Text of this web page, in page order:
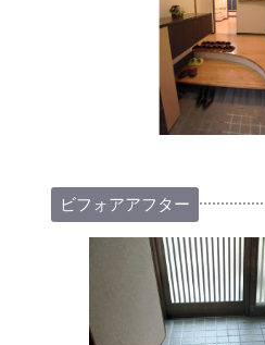
ビフォアアフター